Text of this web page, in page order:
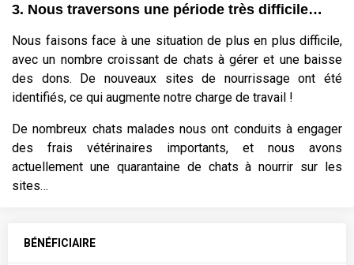
3. Nous traversons une période très difficile…
Nous faisons face à une situation de plus en plus difficile,
avec un nombre croissant de chats à gérer et une baisse
des dons. De nouveaux sites de nourrissage ont été
identifiés, ce qui augmente notre charge de travail !
De nombreux chats malades nous ont conduits à engager
des frais vétérinaires importants, et nous avons
actuellement une quarantaine de chats à nourrir sur les
sites…
BÉNÉFICIAIRE